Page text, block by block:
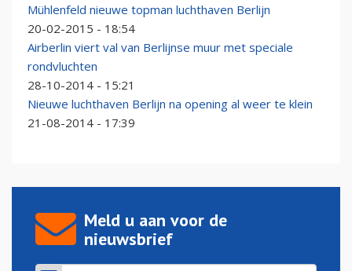
Mühlenfeld nieuwe topman luchthaven Berlijn
20-02-2015 - 18:54
Airberlin viert val van Berlijnse muur met speciale
rondvluchten
28-10-2014 - 15:21
Nieuwe luchthaven Berlijn na opening al weer te klein
21-08-2014 - 17:39
Meld u aan voor de
nieuwsbrief